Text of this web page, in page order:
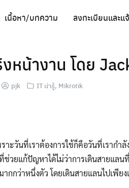
เนื้อหา/บทความ ลงทะเบียนและแ
หน้างาน โดย
pjk IT น่ารู้, Mikrotik
ะวันที่เราต้องการใช้ก็คือวันที่เรากำ
วยแก้ปัญหาได้ไม่ว่าการเดินสายแลน
กว่าหนึ่งตัว โดยเดินสายแลนไปเพียง